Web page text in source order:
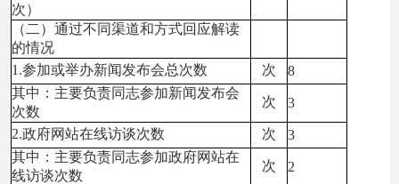
次）
（二）通过不同渠道和方式回应解读
的情况
1.参加或举办新闻发布会总次数
次
8
其中：主要负责同志参加新闻发布会
次数
次 3
2.政府网站在线访谈次数 次
3
其中：主要负责同志参加政府网站在
线访谈次数
次 2